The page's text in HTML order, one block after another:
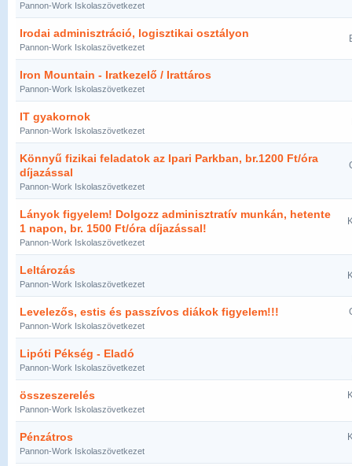
Pannon-Work Iskolaszövetkezet
Irodai adminisztráció, logisztikai osztályon
Pannon-Work Iskolaszövetkezet
Iron Mountain - Iratkezelő / Irattáros
Pannon-Work Iskolaszövetkezet
IT gyakornok
Pannon-Work Iskolaszövetkezet
Könnyű fizikai feladatok az Ipari Parkban, br.1200 Ft/óra
díjazással
Pannon-Work Iskolaszövetkezet
Lányok figyelem! Dolgozz adminisztratív munkán, hetente
1 napon, br. 1500 Ft/óra díjazással!
Pannon-Work Iskolaszövetkezet
Leltározás
Pannon-Work Iskolaszövetkezet
Levelezős, estis és passzívos diákok figyelem!!!
Pannon-Work Iskolaszövetkezet
Lipóti Pékség - Eladó
Pannon-Work Iskolaszövetkezet
összeszerelés
Pannon-Work Iskolaszövetkezet
Pénzátros
Pannon-Work Iskolaszövetkezet